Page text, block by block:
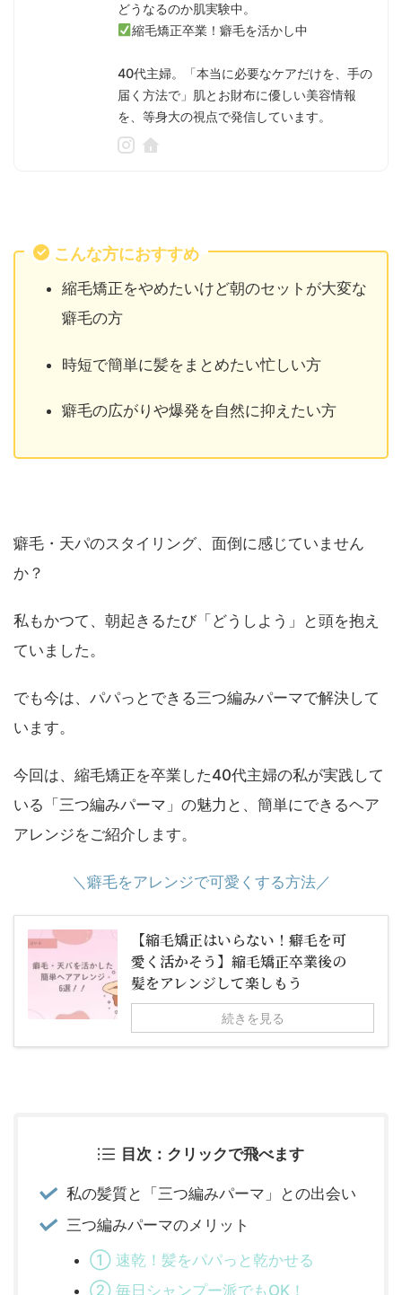
どうなるのか肌実験中。
縮毛矯正卒業！癖毛を活かし中
40代主婦。「本当に必要なケアだけを、手の
届く方法で」肌とお財布に優しい美容情報
を、等身大の視点で発信しています。
こんな方におすすめ
縮毛矯正をやめたいけど朝のセットが大変な
癖毛の方
時短で簡単に髪をまとめたい忙しい方
癖毛の広がりや爆発を自然に抑えたい方
癖毛・天パのスタイリング、面倒に感じていません
か？
私もかつて、朝起きるたび「どうしよう」と頭を抱え
ていました。
でも今は、パパっとできる三つ編みパーマで解決して
います。
今回は、縮毛矯正を卒業した40代主婦の私が実践して
いる「三つ編みパーマ」の魅力と、簡単にできるヘア
アレンジをご紹介します。
＼癖毛をアレンジで可愛くする方法／
【縮毛矯正はいらない！癖毛を可
愛く活かそう】縮毛矯正卒業後の
髪をアレンジして楽しもう
続きを見る
目次：クリックで飛べます
私の髪質と「三つ編みパーマ」との出会い
三つ編みパーマのメリット
① 速乾！髪をパパっと乾かせる
② 毎日シャンプー派でもOK！